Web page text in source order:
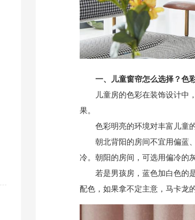
一、儿童窗帘怎么选择？色
儿童房的色彩在装饰设计中，
果。
色彩明亮的环境对丰富儿童的
朝北背阳的房间不宜用偏蓝、
冷。朝阳的房间，可选用偏冷的
若是男孩房，蓝色加白色的是
配色，如果拿不定主意，马卡龙